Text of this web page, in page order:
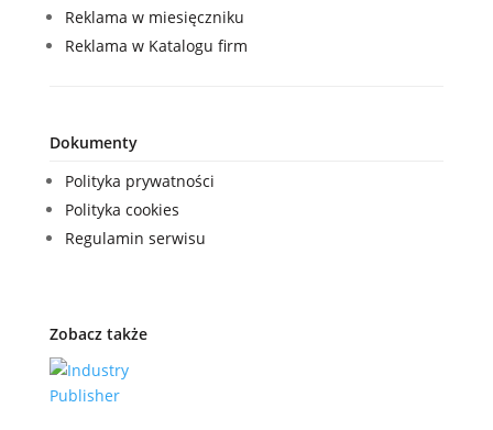
Reklama w miesięczniku
Reklama w Katalogu firm
Dokumenty
Polityka prywatności
Polityka cookies
Regulamin serwisu
Zobacz także